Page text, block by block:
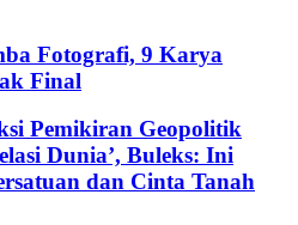
Fotografi, 9 Karya
Final
Pemikiran Geopolitik
Dunia’, Buleks: Ini
dan Cinta Tanah